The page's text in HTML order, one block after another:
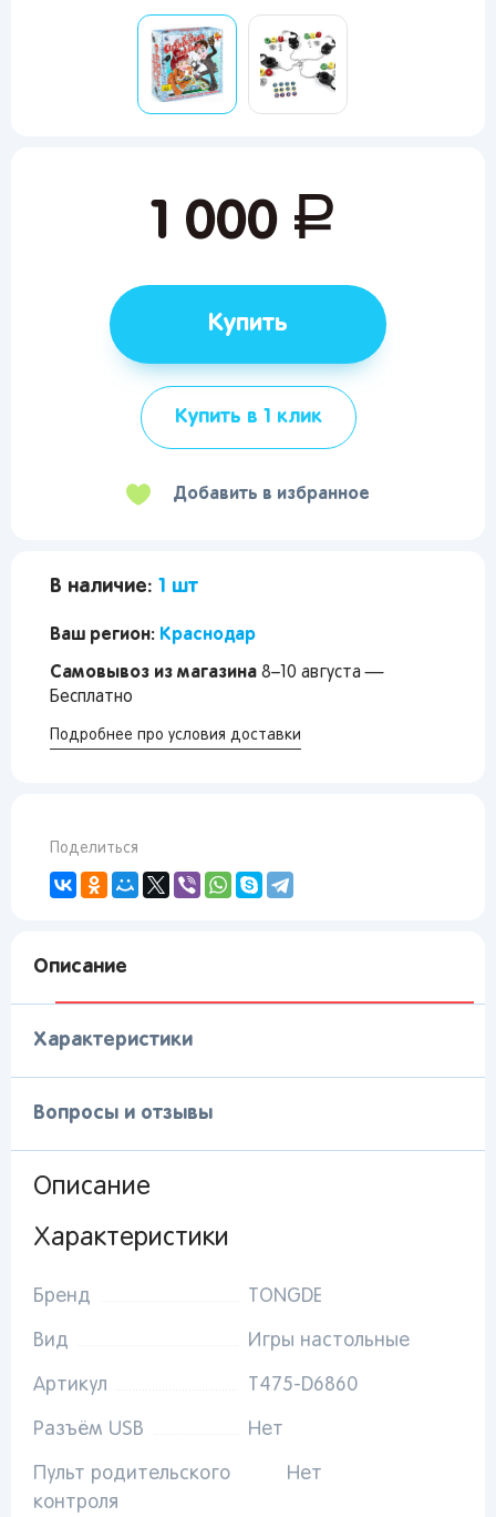
Описание
Характеристики
Вопросы и отзывы
Описание
Характеристики
Бренд TONGDE
Вид Игры настольные
Артикул T475-D6860
Разъём USB Нет
Пульт родительского
контроля
Нет
1 000 руб.
Купить
Купить в 1 клик
Добавить в избранное
В наличие: 1 шт
Ваш регион: Краснодар
Самовывоз из магазина 8–10 августа —
Бесплатно
Подробнее про условия доставки
Поделиться
Вы сможете отслеживать статус своих
рекомендации
От выбранного региона зависят доступные
товаров